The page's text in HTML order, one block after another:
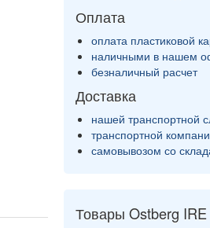
Оплата
оплата пластиковой
наличными в нашем
безналичный расчет
Доставка
нашей транспортной
транспортной
самовывозом со
Товары Ostberg IRE